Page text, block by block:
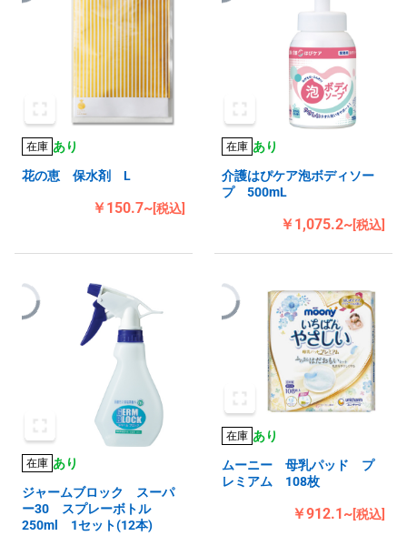
在庫 あり
花の恵 保水剤 L
￥150.7~[税込]
在庫 あり
介護はぴケア泡ボディソー
プ 500mL
￥1,075.2~[税込]
在庫 あり
ジャームブロック スーパ
ー30 スプレーボトル
250ml 1セット(12本)
在庫 あり
ムーニー 母乳パッド プ
レミアム 108枚
￥912.1~[税込]